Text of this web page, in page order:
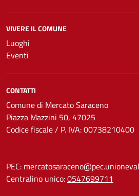
VIVERE IL COMUNE
Luoghi
Eventi
CONTATTI
Comune di Mercato Saraceno
Piazza Mazzini 50, 47025
Codice fiscale / P. IVA: 00738210400
PEC:
Centralino unico:0547699711